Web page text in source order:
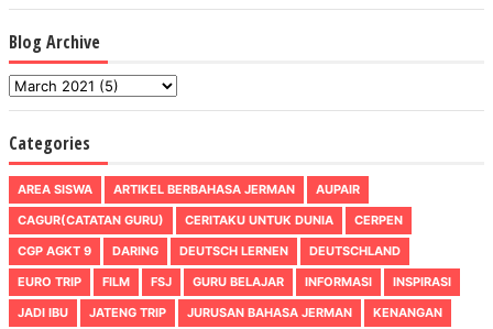
Blog Archive
Categories
AREA SISWA ARTIKEL BERBAHASA JERMAN
AUPAIR
CAGUR(CATATAN GURU)
CERITAKU UNTUK DUNIA
CERPEN
CGP AGKT 9
DARING DEUTSCH LERNEN
DEUTSCHLAND
EURO TRIP
FILM FSJ GURU BELAJAR INFORMASI
INSPIRASI
JADI IBU
JATENG TRIP JURUSAN BAHASA JERMAN
KENANGAN